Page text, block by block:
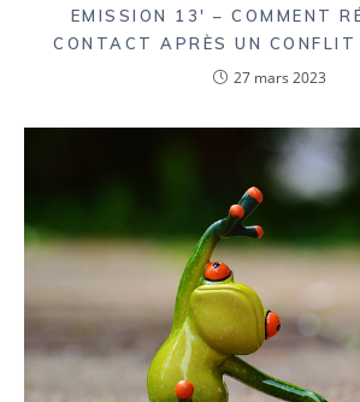
EMISSION 13′ – COMMENT
CONTACT APRÈS UN CONFLIT
27 mars 2023